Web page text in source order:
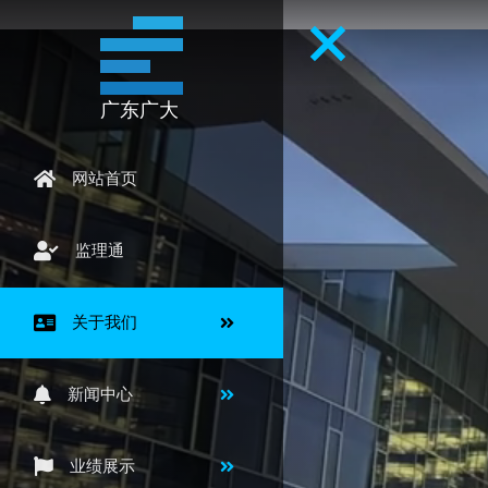
广东广大
网站首页
监理通
关于我们
新闻中心
业绩展示